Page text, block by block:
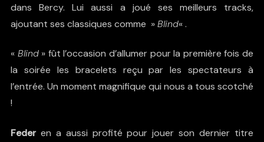
dans Bercy. Lui aussi a joué ses meilleurs tracks,
ajoutant ses classiques comme »Blind« .
« Blind» fût l’occasion d’allumer pour la première fois de
la soirée les bracelets reçu par les spectateurs à
l’entrée. Un moment magnifique qui nous a tous scotché
!
Federen a aussi profité pour jouer son dernier titre